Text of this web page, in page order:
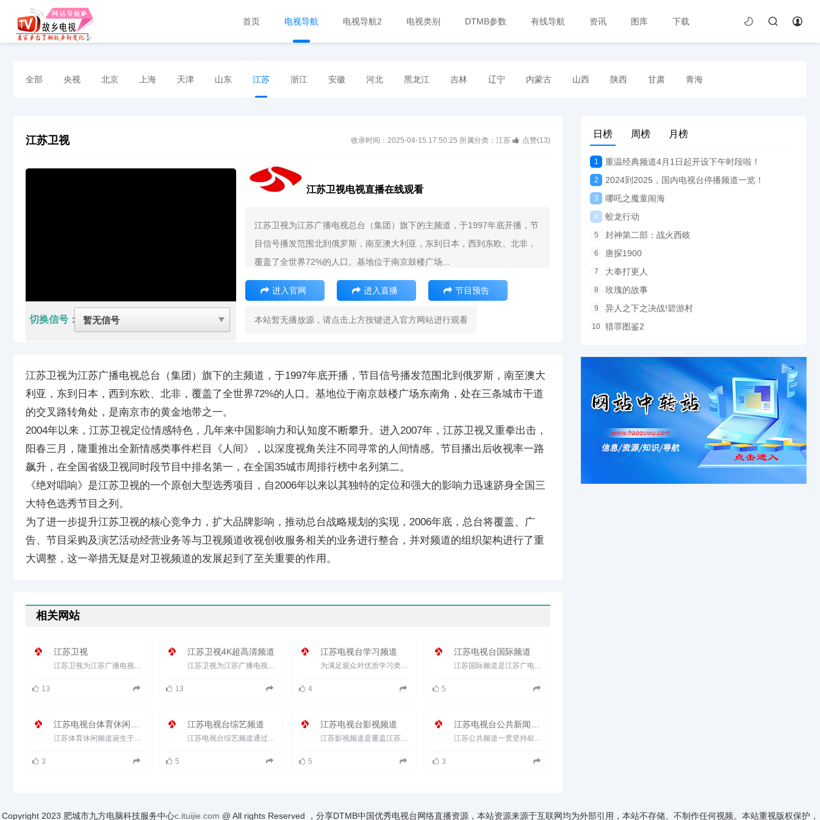
首页 电视导航 电视导航2 电视类别 DTMB参数 有线导航 资讯 图库 下载
全部 央视 北京 上海 天津 山东 江苏 浙江 安徽 河北 黑龙江 吉林 辽宁 内蒙古 山西 陕西 甘肃 青海
江苏卫视 收录时间：2025-04-15 17:50:25 所属分类：江苏 点赞(13)
切换信号：
江苏卫视电视直播在线观看
江苏卫视为江苏广播电视总台（集团）旗下的主频道，于1997年底开播，节
目信号播发范围北到俄罗斯，南至澳大利亚，东到日本，西到东欧、北非，
覆盖了全世界72%的人口。基地位于南京鼓楼广场...
进入官网 进入直播 节目预告
本站暂无播放源，请点击上方按键进入官方网站进行观看
江苏卫视为江苏广播电视总台（集团）旗下的主频道，于1997年底开播，节目信号播发范围北到俄罗斯，南至澳大
利亚，东到日本，西到东欧、北非，覆盖了全世界72%的人口。基地位于南京鼓楼广场东南角，处在三条城市干道
的交叉路转角处，是南京市的黄金地带之一。
2004年以来，江苏卫视定位情感特色，几年来中国影响力和认知度不断攀升。进入2007年，江苏卫视又重拳出击，
阳春三月，隆重推出全新情感类事件栏目《人间》，以深度视角关注不同寻常的人间情感。节目播出后收视率一路
飙升，在全国省级卫视同时段节目中排名第一，在全国35城市周排行榜中名列第二。
《绝对唱响》是江苏卫视的一个原创大型选秀项目，自2006年以来以其独特的定位和强大的影响力迅速跻身全国三
大特色选秀节目之列。
为了进一步提升江苏卫视的核心竞争力，扩大品牌影响，推动总台战略规划的实现，2006年底，总台将覆盖、广
告、节目采购及演艺活动经营业务等与卫视频道收视创收服务相关的业务进行整合，并对频道的组织架构进行了重
大调整，这一举措无疑是对卫视频道的发展起到了至关重要的作用。
相关网站
江苏卫视
13
江苏卫视4K超高清频道
江苏卫视为江苏广播电视总台（集团）旗下的主频道，于1997年底开播，节目信号播发范围北到俄罗斯，南至澳大利亚，东到日...
13
江苏电视台学习频道
4
江苏电视台国际频道
5
3
江苏电视台综艺频道
5
江苏电视台影视频道
5 3
日榜 周榜 月榜
1 重温经典频道4月1日起开设下午时段啦！
2 2024到2025，国内电视台停播频道一览！
3 哪吒之魔童闹海
4 蛟龙行动
5 封神第二部：战火西岐
6 唐探1900
7 大奉打更人
8 玫瑰的故事
9 异人之下之决战!碧游村
10 猎罪图鉴2
Copyright 2023 肥城市九方电脑科技服务中心c.ituijie.com @ All rights Reserved ，分享DTMB中国优秀电视台网络直播资源，本站资源来源于互联网均为外部引用，本站不存储、不制作任何视频。本站重视版权保护，